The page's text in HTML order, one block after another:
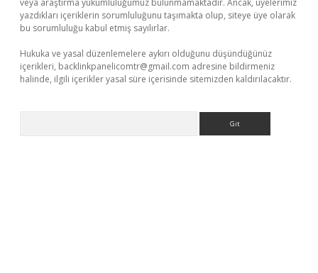
veya araştırma yükümlülüğümüz bulunmamaktadır. Ancak, üyelerimiz
yazdıkları içeriklerin sorumluluğunu taşımakta olup, siteye üye olarak
bu sorumluluğu kabul etmiş sayılırlar.
Hukuka ve yasal düzenlemelere aykırı olduğunu düşündüğünüz
içerikleri, backlinkpanelicomtr@gmail.com adresine bildirmeniz
halinde, ilgili içerikler yasal süre içerisinde sitemizden kaldırılacaktır.